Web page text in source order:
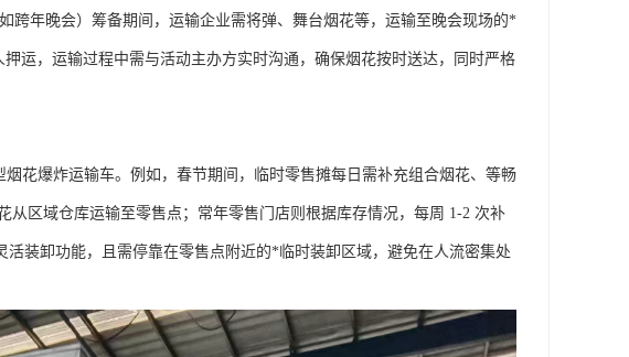
跨年晚会）筹备期间，运输企业需将弹、舞台烟花等，运输至晚会现场的*
运，运输过程中需与活动主办方实时沟通，确保烟花按时送达，同时严格
花爆炸运输车。例如，春节期间，临时零售摊每日需补充组合烟花、等畅
区域仓库运输至零售点；常年零售门店则根据库存情况，每周 1-2 次补
装卸功能，且需停靠在零售点附近的*临时装卸区域，避免在人流密集处